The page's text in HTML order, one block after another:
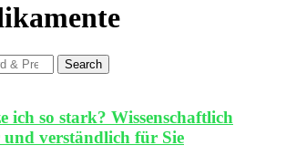
Search
ich so stark? Wissenschaftlich
verständlich für Sie